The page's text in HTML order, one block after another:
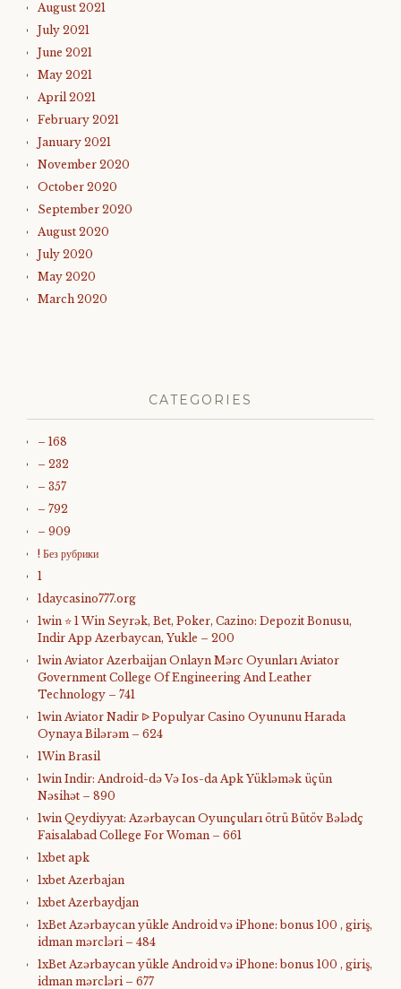
August 2021
July 2021
June 2021
May 2021
April 2021
February 2021
January 2021
November 2020
October 2020
September 2020
August 2020
July 2020
May 2020
March 2020
CATEGORIES
– 168
– 232
– 357
– 792
– 909
! Без рубрики
1
1daycasino777.org
1win ⭐ 1 Win Seyrək, Bet, Poker, Cazino: Depozit Bonusu,
Indir App Azerbaycan, Yukle – 200
1win Aviator Azerbaijan Onlayn Mərc Oyunları Aviator
Government College Of Engineering And Leather
Technology – 741
1win Aviator Nadir ᐉ Populyar Casino Oyununu Harada
Oynaya Bilərəm – 624
1Win Brasil
1win Indir: Android-də Və Ios-da Apk Yükləmək üçün
Nəsihət – 890
1win Qeydiyyat: Azərbaycan Oyunçuları ötrü Bütöv Bələdç
Faisalabad College For Woman – 661
1xbet apk
1xbet Azerbajan
1xbet Azerbaydjan
1xBet Azərbaycan yükle Android və iPhone: bonus 100 , giriş,
idman mərcləri – 484
1xBet Azərbaycan yükle Android və iPhone: bonus 100 , giriş,
idman mərcləri – 677